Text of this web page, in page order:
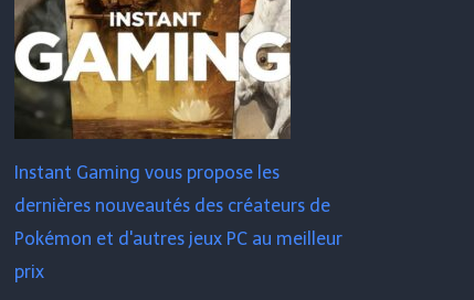
Instant Gaming vous propose les
dernières nouveautés des créateurs de
Pokémon et d'autres jeux PC au meilleur
prix